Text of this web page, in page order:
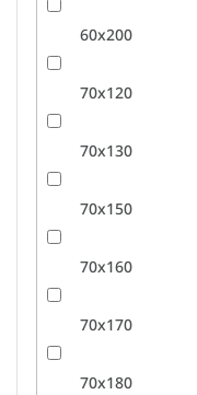
60x200
70x120
70x130
70x150
70x160
70x170
70x180